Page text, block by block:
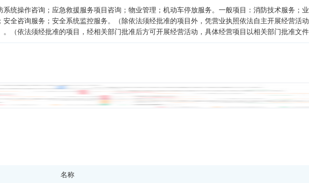
系统操作咨询；应急救援服务项目咨询；物业管理；机动车停放服务。一般项目：消防技术服务；
安全咨询服务；安全系统监控服务。（除依法须经批准的项目外，凭营业执照依法自主开展经营活
。（依法须经批准的项目，经相关部门批准后方可开展经营活动，具体经营项目以相关部门批准文件
名称